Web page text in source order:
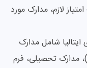
لازم، مدارک مورد
ایتالیا شامل مدارک
مدارک تحصیلی، فرم